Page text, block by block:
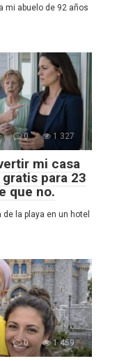
mi abuelo de 92 años
0 1 327
mi casa
para 23
que no.
la playa en un hotel
0 1 459